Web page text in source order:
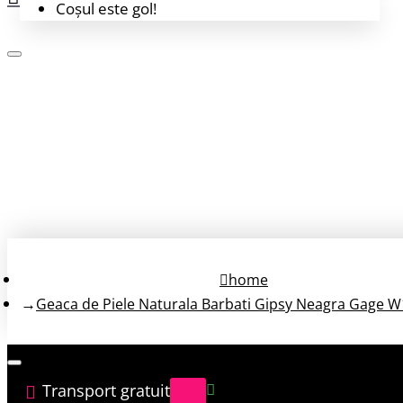
Coșul este gol!
home
Geaca de Piele Naturala Barbati Gipsy Neagra Gage
Transport gratuit